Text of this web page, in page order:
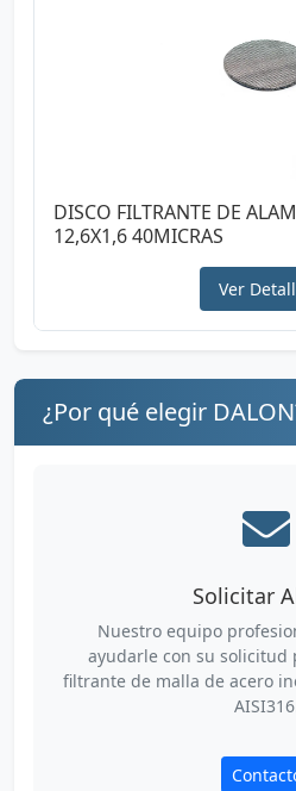
DISCO FILTRANTE DE
12,6X1,6 40MICRAS
Ver
¿Por qué elegir
Solicitar
Nuestro equipo
ayudarle con su solicitud
filtrante de malla de acero